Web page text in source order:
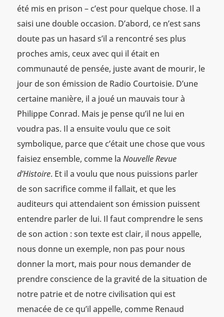
été mis en prison – c’est pour quelque chose. Il a
saisi une double occasion. D’abord, ce n’est sans
doute pas un hasard s’il a rencontré ses plus
proches amis, ceux avec qui il était en
communauté de pensée, juste avant de mourir, le
jour de son émission de Radio Courtoisie. D’une
certaine manière, il a joué un mauvais tour à
Philippe Conrad. Mais je pense qu’il ne lui en
voudra pas. Il a ensuite voulu que ce soit
symbolique, parce que c’était une chose que vous
faisiez ensemble, comme la Nouvelle Revue
d’Histoire. Et il a voulu que nous puissions parler
de son sacrifice comme il fallait, et que les
auditeurs qui attendaient son émission puissent
entendre parler de lui. Il faut comprendre le sens
de son action : son texte est clair, il nous appelle,
nous donne un exemple, non pas pour nous
donner la mort, mais pour nous demander de
prendre conscience de la gravité de la situation de
notre patrie et de notre civilisation qui est
menacée de ce qu’il appelle, comme Renaud